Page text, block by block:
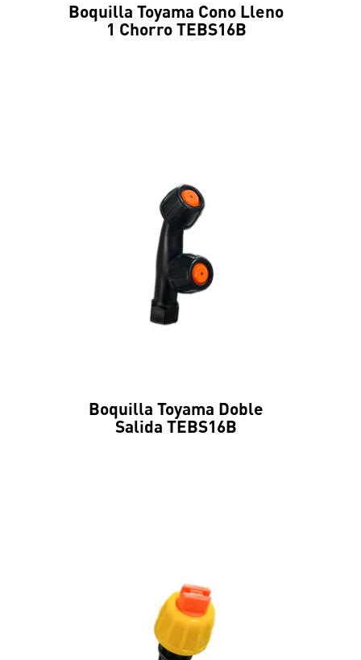
Boquilla Toyama Cono Lleno
1 Chorro TEBS16B
Boquilla Toyama Doble
Salida TEBS16B